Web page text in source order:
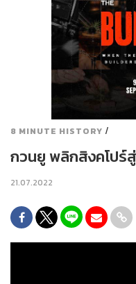
8 MINUTE HISTORY /
กวนยู พลิกสิงคโปร์สู่
21.07.2022